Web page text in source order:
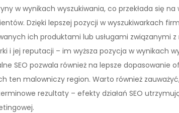
w wynikach wyszukiwania, co przekłada się
Dzięki lepszej pozycji w wyszukiwarkach
ich produktami lub usługami związanymi
i jej reputacji – im wyższa pozycja w wynikach
SEO pozwala również na lepsze dopasowanie
ten malowniczy region. Warto również
rezultaty – efekty działań SEO